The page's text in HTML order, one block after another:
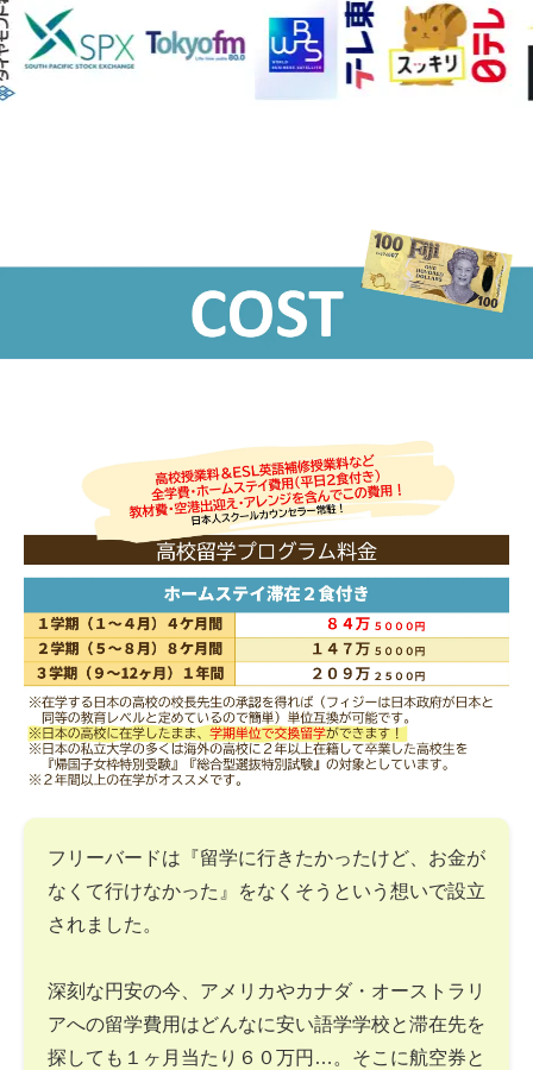
フリーバードは『留学に行きたかったけど、お金が
なくて行けなかった』をなくそうという想いで設立
されました。
深刻な円安の今、アメリカやカナダ・オーストラリ
アへの留学費用はどんなに安い語学学校と滞在先を
探しても１ヶ月当たり６０万円…。そこに航空券と